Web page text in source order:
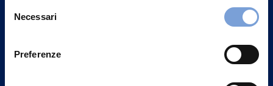
può trovare nel footer del sito nella sezione "Informativa
delNecessari
Preferenze